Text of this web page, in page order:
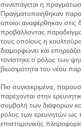
συνεπάγεται η
Πραγματοποιήθηκαν
οποίοι αναφέρθηκαν στις
προβάλλοντας
τους οποίους η
διαμορφώνει και
τονίστηκε ο ρόλος των
βιωσιμότητα του νέου
Πιο συγκεκριμένα,
παρέχονται στην
συμβολή των διάφορων
ρόλος των ερευνητών ως
επιστημονικής